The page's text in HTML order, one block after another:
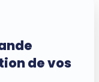
de vos